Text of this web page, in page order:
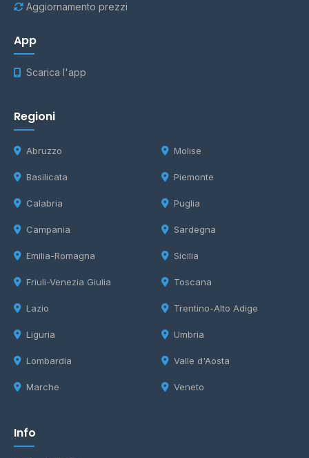
Aggiornamento prezzi
App
Scarica l'app
Regioni
Abruzzo
Basilicata
Calabria
Campania
Emilia-Romagna
Friuli-Venezia Giulia
Lazio
Liguria
Lombardia
Marche
Molise
Piemonte
Puglia
Sardegna
Sicilia
Toscana
Trentino-Alto Adige
Umbria
Valle d'Aosta
Veneto
Info